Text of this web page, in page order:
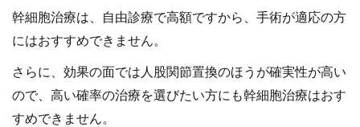
幹細胞治療は、自由診療で高額ですから、手術が適応の方
にはおすすめできません。
さらに、効果の面では人股関節置換のほうが確実性が高い
ので、高い確率の治療を選びたい方にも幹細胞治療はおす
すめできません。